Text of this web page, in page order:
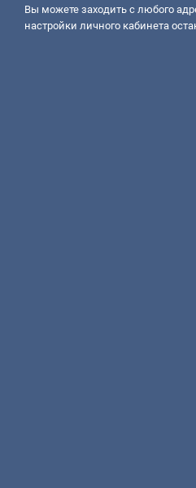
Вы можете заходить с любого
настройки личного кабинета